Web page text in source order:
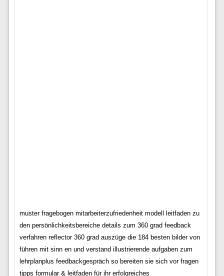
muster fragebogen mitarbeiterzufriedenheit modell leitfaden zu
den persönlichkeitsbereiche details zum 360 grad feedback
verfahren reflector 360 grad auszüge die 184 besten bilder von
führen mit sinn en und verstand illustrierende aufgaben zum
lehrplanplus feedbackgespräch so bereiten sie sich vor fragen
tipps formular & leitfaden für ihr erfolgreiches